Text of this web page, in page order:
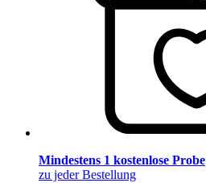
Mindestens 1 kostenlose Probe
zu jeder Bestellung